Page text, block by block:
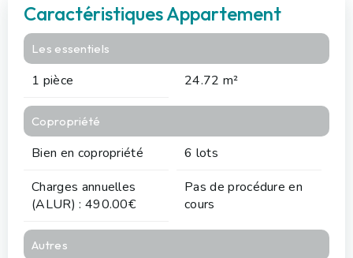
Caractéristiques Appartement
Les essentiels
1 pièce 24.72 m²
Copropriété
Bien en copropriété
6 lots
Charges annuelles
(ALUR) : 490.00€
Pas de procédure en
cours
Autres